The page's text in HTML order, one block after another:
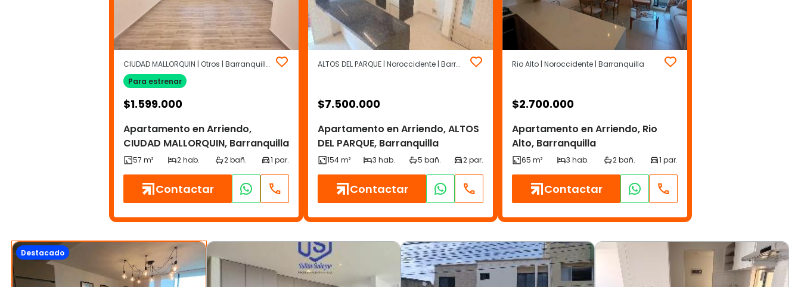
CIUDAD MALLORQUIN | Otros | Barranquilla
Para estrenar
$1.599.000
Apartamento en Arriendo,
CIUDAD MALLORQUIN, Barranquilla
Contactar
ALTOS DEL PARQUE | Noroccidente | Barranquilla
$7.500.000
Apartamento en Arriendo, ALTOS
DEL PARQUE, Barranquilla
Contactar
Rio Alto | Noroccidente | Barranquilla
$2.700.000
Apartamento en Arriendo, Rio
Alto, Barranquilla
Contactar
Destacado